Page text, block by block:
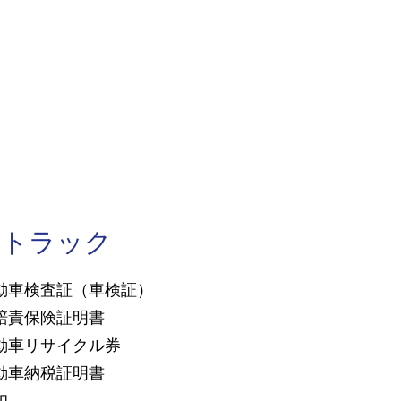
​トラック
車検査証（車検証）
責保険証明書
車リサイクル券
車納税証明書